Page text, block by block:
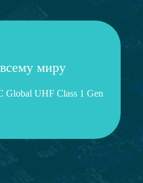
миру
Global UHF Class 1 Gen